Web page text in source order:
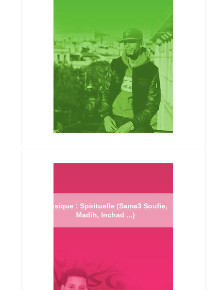
Musique : Spirituelle (Sama3 Soufie,
Madih, Inchad ...)